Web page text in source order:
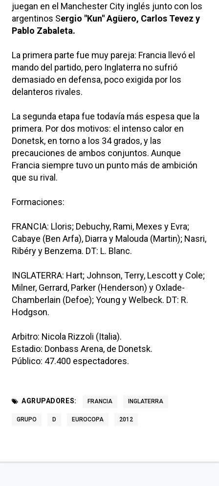
juegan en el Manchester City inglés junto con los
argentinos Sergio "Kun" Agüero, Carlos Tevez y
Pablo Zabaleta.
La primera parte fue muy pareja: Francia llevó el
mando del partido, pero Inglaterra no sufrió
demasiado en defensa, poco exigida por los
delanteros rivales.
La segunda etapa fue todavía más espesa que la
primera. Por dos motivos: el intenso calor en
Donetsk, en torno a los 34 grados, y las
precauciones de ambos conjuntos. Aunque
Francia siempre tuvo un punto más de ambición
que su rival.
Formaciones:
FRANCIA: Lloris; Debuchy, Rami, Mexes y Evra;
Cabaye (Ben Arfa), Diarra y Malouda (Martin); Nasri,
Ribéry y Benzema. DT: L. Blanc.
INGLATERRA: Hart; Johnson, Terry, Lescott y Cole;
Milner, Gerrard, Parker (Henderson) y Oxlade-
Chamberlain (Defoe); Young y Welbeck. DT: R.
Hodgson.
Arbitro: Nicola Rizzoli (Italia).
Estadio: Donbass Arena, de Donetsk.
Público: 47.400 espectadores.
AGRUPADORES: FRANCIA INGLATERRA
GRUPO D EUROCOPA 2012